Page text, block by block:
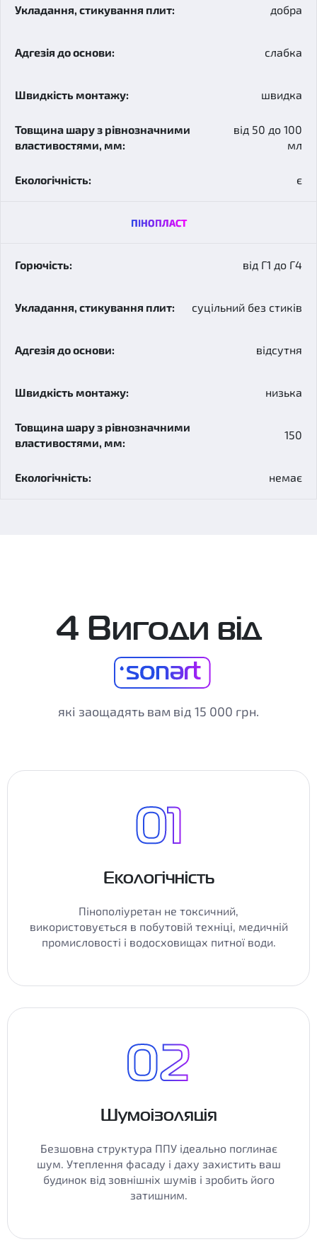
добра
слабка
швидка
від 50 до 100
мл
є
ПІНОПЛАСТ
від Г1 до Г4
суцільний без стиків
відсутня
низька
150
немає
4 Вигоди від
які заощадять вам від 15 000 грн.
Екологічність
Пінополіуретан не токсичний,
використовується в побутовій техніці, медичній
промисловості і водосховищах питної води.
Шумоізоляція
Безшовна структура ППУ ідеально поглинає
шум. Утеплення фасаду і даху захистить ваш
будинок від зовнішніх шумів і зробить його
затишним.